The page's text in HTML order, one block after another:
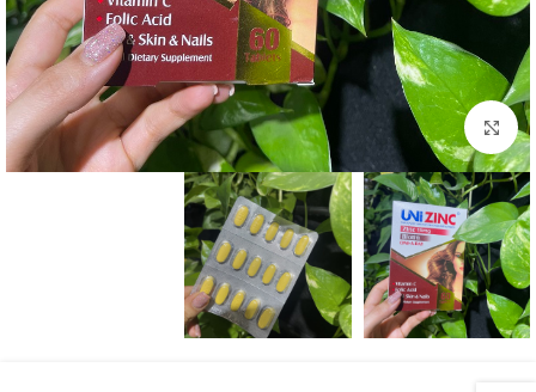
بزرگنمایی تصویر